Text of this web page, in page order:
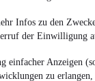
Infos zu den
der Einwilligung
einfacher Anzeigen
zu